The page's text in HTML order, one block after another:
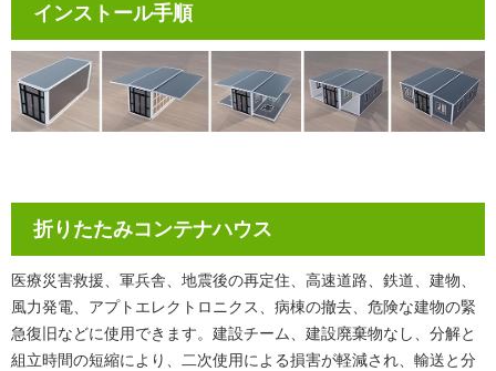
インストール手順
折りたたみコンテナハウス
医療災害救援、軍兵舎、地震後の再定住、高速道路、鉄道、建物、
風力発電、アプトエレクトロニクス、病棟の撤去、危険な建物の緊
急復旧などに使用できます。建設チーム、建設廃棄物なし、分解と
組立時間の短縮により、二次使用による損害が軽減され、輸送と分